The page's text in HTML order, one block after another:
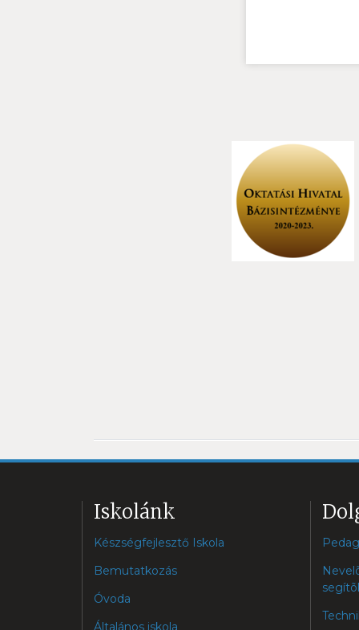
Iskolánk
Készségfejlesztő Iskola
Bemutatkozás
Óvoda
Általános iskola